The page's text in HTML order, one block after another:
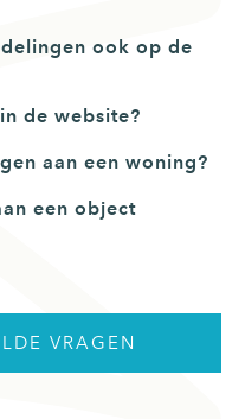
ook op de
de website?
aan een woning?
een object
VRAGEN